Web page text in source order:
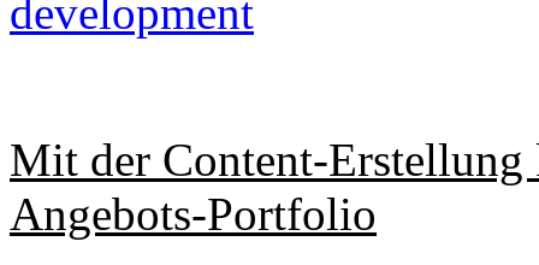
development
Mit der Content-Erstellung
Angebots-Portfolio